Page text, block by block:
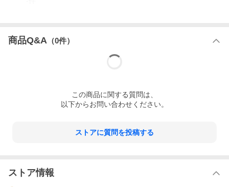
商品Q&A （0件）
この商品に関する質問は、
以下からお問い合わせください。
ストアに質問を投稿する
ストア情報